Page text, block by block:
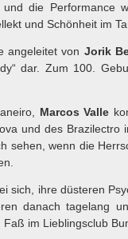
die Performance
und Schönheit im
angeleitet von Jorik
dar. Zum 100.
Marcos Valle
und des Brazilectro
sehen, wenn die
sich, ihre düsteren
danach tagelang
im Lieblingsclub